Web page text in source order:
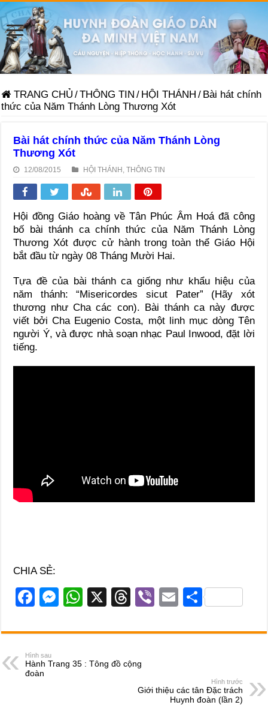
TRANG CHỦ /THÔNG TIN / HỘI THÁNH / Bài hát chính
thức của Năm Thánh Lòng Thương Xót
Bài hát chính thức của Năm Thánh Lòng
Thương Xót
12/08/2015 HỘI THÁNH ,THÔNG TIN
Hội đồng Giáo hoàng về Tân Phúc Âm Hoá đã công
bố bài thánh ca chính thức của Năm Thánh Lòng
Thương Xót được cử hành trong toàn thể Giáo Hội
bắt đầu từ ngày 08 Tháng Mười Hai.
Tựa đề của bài thánh ca giống như khẩu hiệu của
năm thánh: “Misericordes sicut Pater” (Hãy xót
thương như Cha các con). Bài thánh ca này được
viết bởi Cha Eugenio Costa, một linh mục dòng Tên
người Ý, và được nhà soạn nhạc Paul Inwood, đặt lời
tiếng.
CHIA SẺ:
F
c
e
b
M
ss
n
W
at
A
X
T
e
d
s
Vi
er
E
ail
S
ar
Hình sau
Hành Trang 35 : Tông đồ cộng
đoàn
Hình trước
Giới thiệu các tân Đặc trách
Huynh đoàn (lần 2)